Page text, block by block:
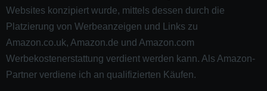
Websites konzipiert wurde, mittels dessen durch die
Platzierung von Werbeanzeigen und Links zu
Amazon.co.uk, Amazon.de und Amazon.com
Werbekostenerstattung verdient werden kann. Als Amazon-
Partner verdiene ich an qualifizierten Käufen.